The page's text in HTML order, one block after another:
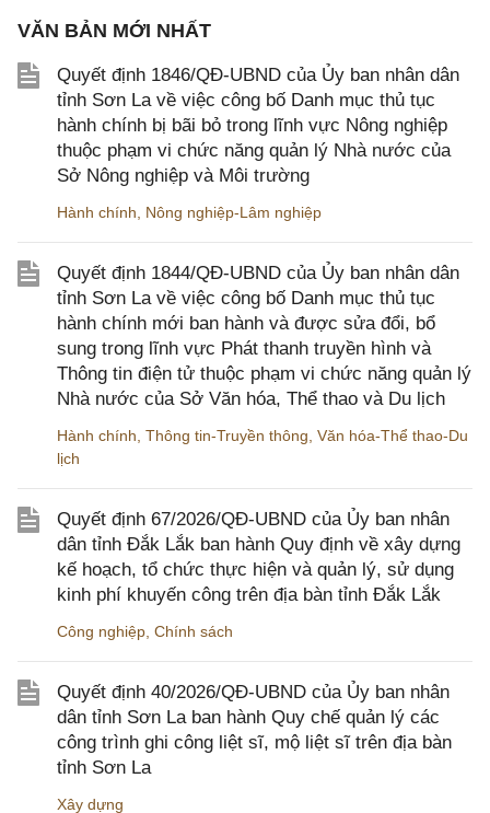
VĂN BẢN MỚI NHẤT
Quyết định 1846/QĐ-UBND của Ủy ban nhân dân
tỉnh Sơn La về việc công bố Danh mục thủ tục
hành chính bị bãi bỏ trong lĩnh vực Nông nghiệp
thuộc phạm vi chức năng quản lý Nhà nước của
Sở Nông nghiệp và Môi trường
Hành chính Nông nghiệp-Lâm nghiệp
Quyết định 1844/QĐ-UBND của Ủy ban nhân dân
tỉnh Sơn La về việc công bố Danh mục thủ tục
hành chính mới ban hành và được sửa đổi, bổ
sung trong lĩnh vực Phát thanh truyền hình và
Thông tin điện tử thuộc phạm vi chức năng quản lý
Nhà nước của Sở Văn hóa, Thể thao và Du lịch
Hành chính Thông tin-Truyền thông Văn hóa-Thể thao-Du
lịch
Quyết định 67/2026/QĐ-UBND của Ủy ban nhân
dân tỉnh Đắk Lắk ban hành Quy định về xây dựng
kế hoạch, tổ chức thực hiện và quản lý, sử dụng
kinh phí khuyến công trên địa bàn tỉnh Đắk Lắk
Công nghiệp Chính sách
Quyết định 40/2026/QĐ-UBND của Ủy ban nhân
dân tỉnh Sơn La ban hành Quy chế quản lý các
công trình ghi công liệt sĩ, mộ liệt sĩ trên địa bàn
tỉnh Sơn La
Xây dựng